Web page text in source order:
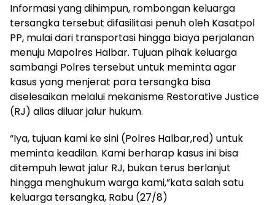
Informasi yang dihimpun, rombongan keluarga
tersangka tersebut difasilitasi penuh oleh Kasatpol
PP, mulai dari transportasi hingga biaya perjalanan
menuju Mapolres Halbar. Tujuan pihak keluarga
sambangi Polres tersebut untuk meminta agar
kasus yang menjerat para tersangka bisa
diselesaikan melalui mekanisme Restorative Justice
(RJ) alias diluar jalur hukum.
“Iya, tujuan kami ke sini (Polres Halbar,red) untuk
meminta keadilan. Kami berharap kasus ini bisa
ditempuh lewat jalur RJ, bukan terus berlanjut
hingga menghukum warga kami,”kata salah satu
keluarga tersangka, Rabu (27/8)